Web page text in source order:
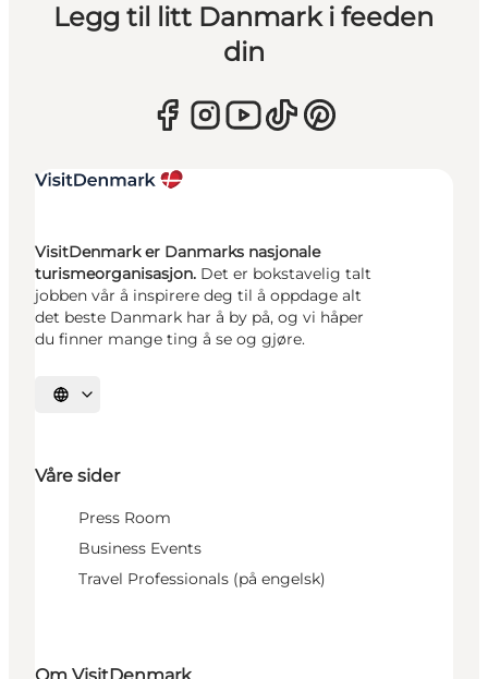
Legg til litt Danmark i feeden
din
VisitDenmark er Danmarks nasjonale
turismeorganisasjon. Det er bokstavelig talt
jobben vår å inspirere deg til å oppdage alt
det beste Danmark har å by på, og vi håper
du finner mange ting å se og gjøre.
Velg språk
Våre sider
Press Room
Business Events
Travel Professionals (på engelsk)